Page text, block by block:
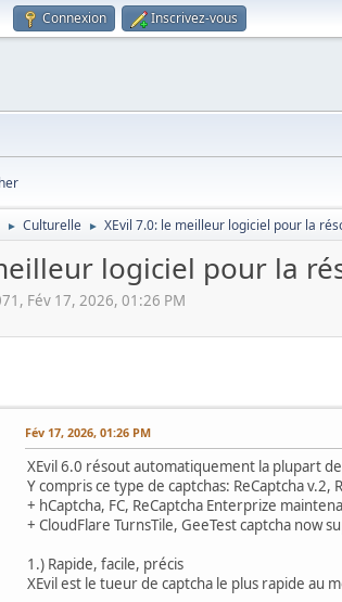
Connexion Inscrivez-vous
► Culturelle ► XEvil 7.0: le meilleur logiciel pour la
logiciel pour la
Fév 17, 2026, 01:26 PM
Fév 17, 2026, 01:26 PM
XEvil 6.0 résout automatiquement la plupart
Y compris ce type de captchas: ReCaptcha
+ hCaptcha, FC, ReCaptcha Enterprize
+ CloudFlare TurnsTile, GeeTest captcha now
1.) Rapide, facile, précis
XEvil est le tueur de captcha le plus rapide au